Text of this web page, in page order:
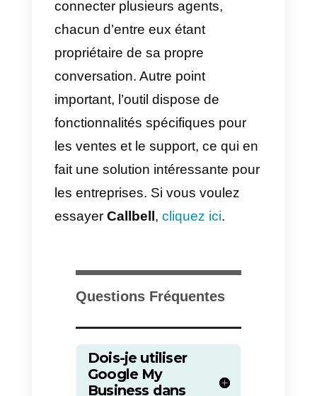
Google My Business. Google
procède actuellement à une mise
à jour majeure et, en 2022, mon
entreprise sera rebaptisée
Business Profile. Le grand
avantage est qu’après cette mise
à jour, les entreprises pourront
gérer leur profil directement à
La plus grande différence entre
ces deux systèmes est que, bien
qu’ils soient pratiquement